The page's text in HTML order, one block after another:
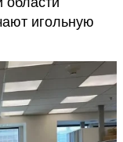
игольную